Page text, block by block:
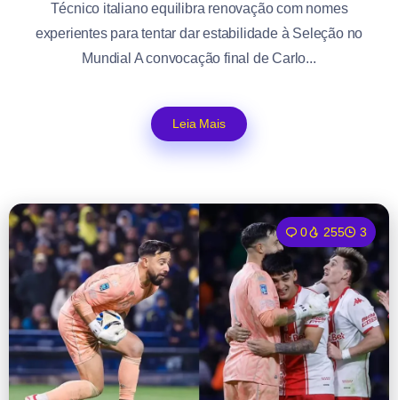
Técnico italiano equilibra renovação com nomes
experientes para tentar dar estabilidade à Seleção no
Mundial A convocação final de Carlo...
Leia Mais
0 255 3